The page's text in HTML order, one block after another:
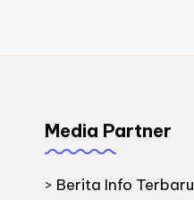
Media Partner
> Berita Info Terbaru